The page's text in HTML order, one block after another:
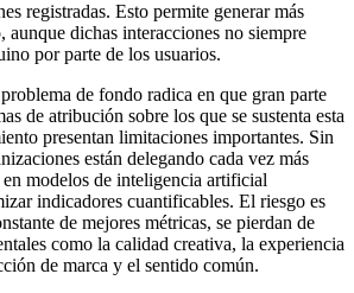
registradas. Esto permite generar más
aunque dichas interacciones no siempre
por parte de los usuarios.
de fondo radica en que gran parte
de atribución sobre los que se sustenta esta
presentan limitaciones importantes. Sin
están delegando cada vez más
en modelos de inteligencia artificial
indicadores cuantificables. El riesgo es
de mejores métricas, se pierdan de
como la calidad creativa, la experiencia
de marca y el sentido común.